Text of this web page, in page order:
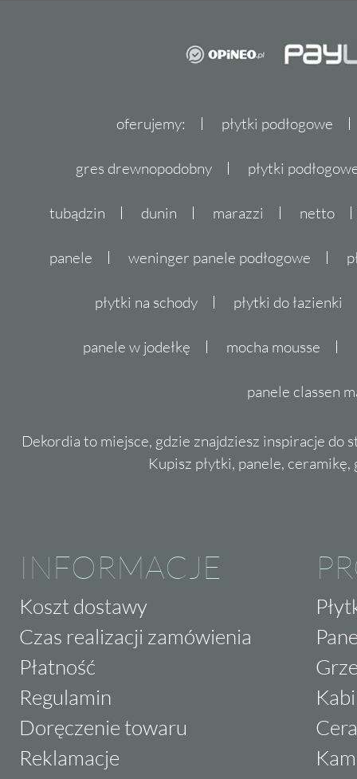
oferujemy: płytki podłogowe
gres drewnopodobny płytki
tubądzin dunin marazzi netto
panele weninger panele podłogowe
płytki na schody płytki do łazienki
panele w jodełkę mocha mousse
panele classen
Dekordia to miejsce, gdzie znajdziesz inspiracje do
Kupisz płytki, panele,
INFORMACJE
Koszt dostawy
Czas realizacji zamówienia
Płatność
Regulamin
Doręczenie towaru
Reklamacje